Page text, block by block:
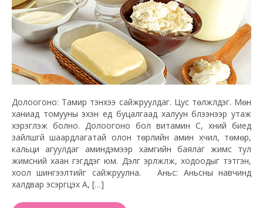
Долоогоно: Тамир тэнхээ сайжруулдаг. Цус төлжүүлдэг. Мөн
ханиад томууны эхэн үед буцалгаад халуун бүлээнээр утаж
хэрэглэж болно. Долоогоно бол витамин С, хүний биед
зайлшгүй шаардлагатай олон төрлийн амин хүчил, төмөр,
кальци агуулдаг аминдэмээр хамгийн баялаг жимс тул
жимсний хаан гэгддэг юм. Дэлүүг эрүүлжүүлж, ходоодыг тэтгэн,
хоол шингээлтийг сайжруулна. Аньс: Аньсны навчинд
халдвар эсэргүүцэх А, […]